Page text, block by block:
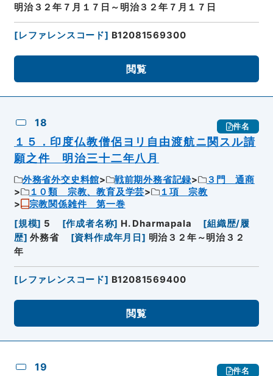
明治３２年７月１７日～明治３２年７月１７日
[レファレンスコード] B12081569300
閲覧
18 件名
１５．印度仏教僧侶ヨリ自由渡航ニ関スル請
願之件 明治三十二年八月
外務省外交史料館 戦前期外務省記録
３門 通商
１０類 宗教、教育及学芸
１項 宗教
宗教関係雑件 第一巻
[規模] 5 [作成者名称] H. Dharmapala [組織歴/履
歴] 外務省 [資料作成年月日] 明治３２年～明治３２
年
[レファレンスコード] B12081569400
閲覧
19 件名